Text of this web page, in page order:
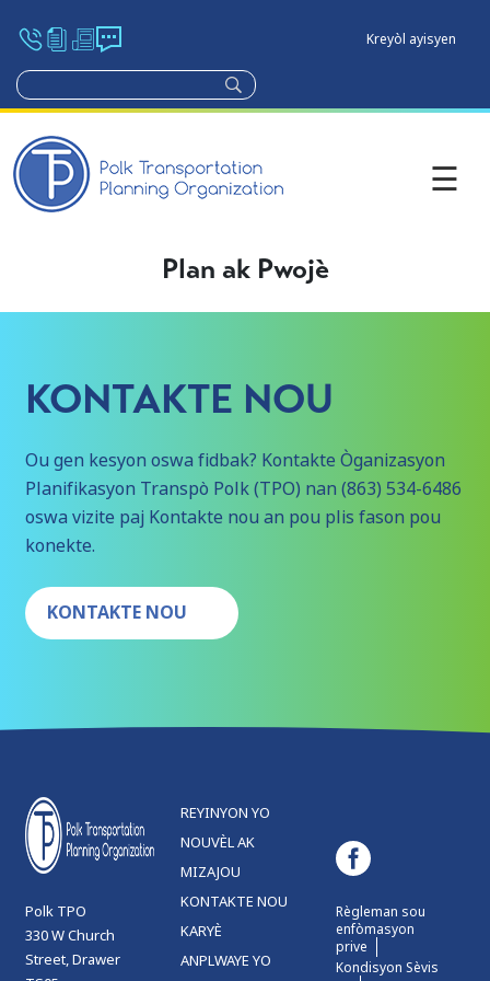
Kreyòl ayisyen
Plan ak Pwojè
KONTAKTE NOU
Ou gen kesyon oswa fidbak? Kontakte Òganizasyon
Planifikasyon Transpò Polk (TPO) nan (863) 534-6486
oswa vizite paj Kontakte nou an pou plis fason pou
konekte.
KONTAKTE NOU
Polk TPO
330 W Church
Street, Drawer
REYINYON YO
NOUVÈL AK
MIZAJOU
KONTAKTE NOU
KARYÈ
ANPLWAYE YO
Règleman sou
enfòmasyon
prive
Kondisyon Sèvis